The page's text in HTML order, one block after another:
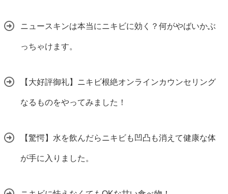
ニュースキンは本当にニキビに効く？何がやばいかぶ
っちゃけます。
【大好評御礼】ニキビ根絶オンラインカウンセリング
なるものをやってみました！
【驚愕】水を飲んだらニキビも凹凸も消えて健康な体
が手に入りました。